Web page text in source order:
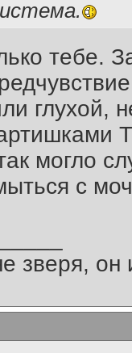
тебе.
глухой,
могло
с
зверя, он